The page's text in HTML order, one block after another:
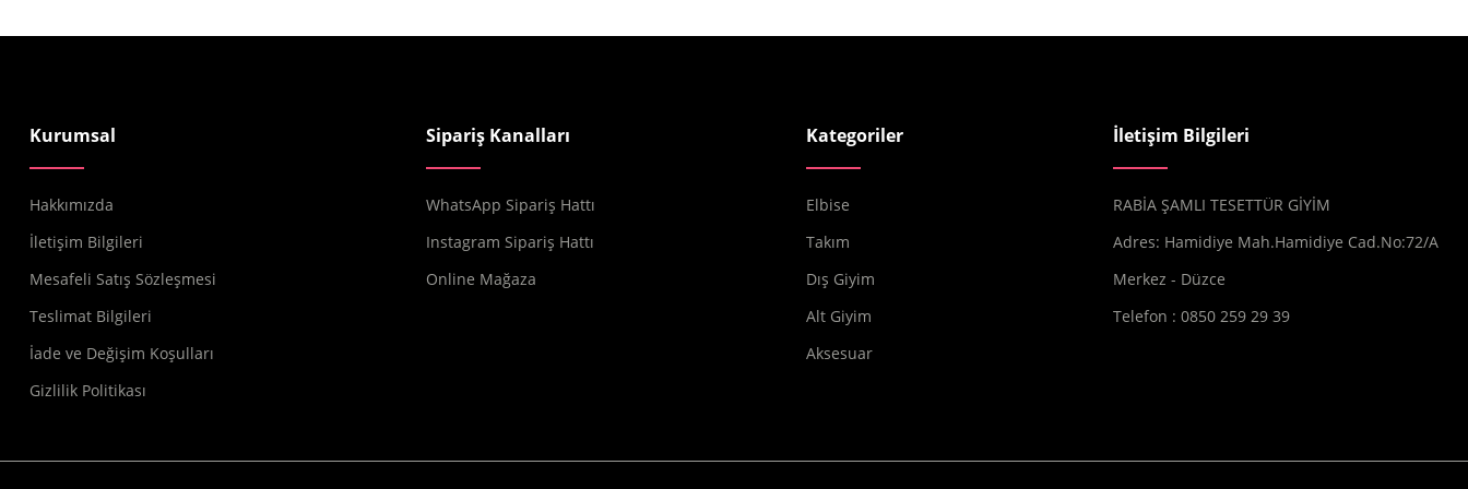
Kurumsal
Hakkımızda
İletişim Bilgileri
Mesafeli Satış Sözleşmesi
Teslimat Bilgileri
İade ve Değişim Koşulları
Gizlilik Politikası
Sipariş Kanalları
WhatsApp Sipariş Hattı
Instagram Sipariş Hattı
Online Mağaza
Kategoriler
Elbise
Takım
Dış Giyim
Alt Giyim
Aksesuar
İletişim Bilgileri
RABİA ŞAMLI TESETTÜR GİYİM
Adres: Hamidiye Mah.Hamidiye Cad.No:72/A
Merkez - Düzce
Telefon : 0850 259 29 39